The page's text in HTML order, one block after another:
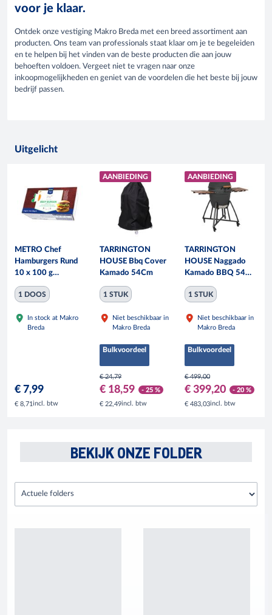
voor je klaar.
Ontdek onze vestiging Makro Breda met een breed assortiment aan
producten. Ons team van professionals staat klaar om je te begeleiden
en te helpen bij het vinden van de beste producten die aan jouw
behoeften voldoen. Vergeet niet te vragen naar onze
inkoopmogelijkheden en geniet van de voordelen die het beste bij jouw
bedrijf passen.
Uitgelicht
METRO Chef
Hamburgers Rund
10 x 100 g
diepvries
1 DOOS
In stock at Makro
Breda
€ 7,99
€ 8,71 incl. btw
AANBIEDING
TARRINGTON
HOUSE Bbq Cover
Kamado 54Cm
1 STUK
Niet beschikbaar in
Makro Breda
Bulkvoordeel
€ 24,79
€ 18,59 - 25 %
€ 22,49incl. btw
AANBIEDING
TARRINGTON
HOUSE Naggado
Kamado BBQ 54
cm mat zwart
1 STUK
Niet beschikbaar in
Makro Breda
Bulkvoordeel
€ 499,00
€ 399,20 - 20 %
€ 483,03incl. btw
BEKIJK ONZE FOLDER